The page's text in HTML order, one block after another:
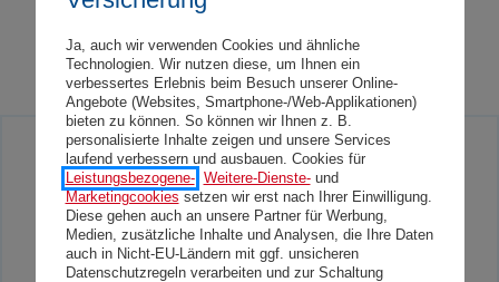
Ja, auch wir verwenden Cookies und ähnliche
Technologien. Wir nutzen diese, um Ihnen ein
verbessertes Erlebnis beim Besuch unserer Online-
Angebote (Websites, Smartphone-/Web-Applikationen)
bieten zu können. So können wir Ihnen z. B.
personalisierte Inhalte zeigen und unsere Services
laufend verbessern und ausbauen. Cookies für
Leistungsbezogene-, Weitere-Dienste-und
Marketingcookies setzen wir erst nach Ihrer Einwilligung.
Diese gehen auch an unsere Partner für Werbung,
Medien, zusätzliche Inhalte und Analysen, die Ihre Daten
auch in Nicht-EU-Ländern mit ggf. unsicheren
Datenschutzregeln verarbeiten und zur Schaltung
Sie haben Presseanfragen? Einfach bei
unserem Medienkontakt anfragen!
Medienkontakt